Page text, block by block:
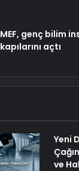
MEF, genç bilim
kapılarını açtı
Yeni
ve